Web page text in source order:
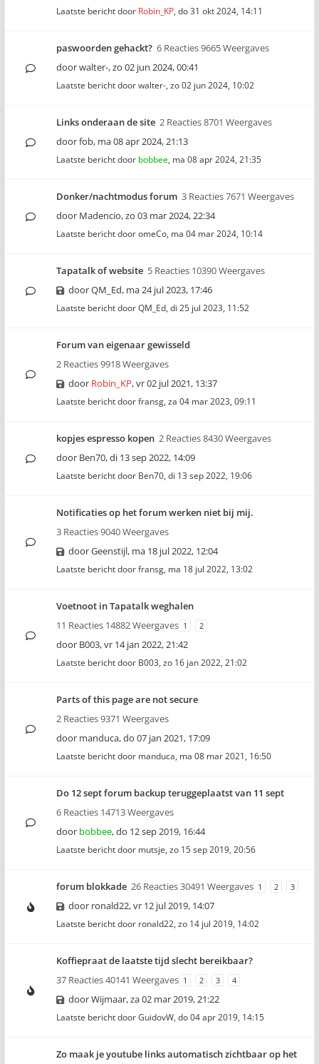
Laatste bericht door Robin_KP, do 31 okt 2024, 14:11
paswoorden gehackt? 6 Reacties 9665 Weergaves
doorwalter-,zo 02 jun 2024, 00:41
Laatste bericht doorwalter-, zo 02 jun 2024, 10:02
Links onderaan de site 2 Reacties 8701 Weergaves
doorfob, ma 08 apr 2024, 21:13
Laatste bericht door bobbee, ma 08 apr 2024, 21:35
Donker/nachtmodus forum 3 Reacties 7671 Weergaves
door Madencio,zo 03 mar 2024, 22:34
Laatste bericht dooromeCo, ma 04 mar 2024, 10:14
Tapatalk of website 5 Reacties 10390 Weergaves
doorQM_Ed, ma 24 jul 2023, 17:46
Laatste bericht doorQM_Ed, di 25 jul 2023, 11:52
Forum van eigenaar gewisseld
2 Reacties 9918 Weergaves
door Robin_KP,vr 02 jul 2021, 13:37
Laatste bericht doorfransg, za 04 mar 2023, 09:11
kopjes espresso kopen 2 Reacties 8430 Weergaves
door Ben70,di 13 sep 2022, 14:09
Laatste bericht door Ben70, di 13 sep 2022, 19:06
Notificaties op het forum werken niet bij mij.
3 Reacties 9040 Weergaves
doorGeenstijl, ma 18 jul 2022, 12:04
Laatste bericht doorfransg, ma 18 jul 2022, 13:02
Voetnoot in Tapatalk weghalen
11 Reacties 14882 Weergaves 1 2
door B003,vr 14 jan 2022, 21:42
Laatste bericht door B003, zo 16 jan 2022, 21:02
Parts of this page are not secure
2 Reacties 9371 Weergaves
door manduca,do 07 jan 2021, 17:09
Laatste bericht door manduca, ma 08 mar 2021, 16:50
Do 12 sept forum backup teruggeplaatst van 11 sept
6 Reacties 14713 Weergaves
door bobbee,do 12 sep 2019, 16:44
Laatste bericht door mutsje, zo 15 sep 2019, 20:56
forum blokkade 26 Reacties 30491 Weergaves 1 2 3
door ronald22,vr 12 jul 2019, 14:07
Laatste bericht door ronald22, zo 14 jul 2019, 14:02
Koffiepraat de laatste tijd slecht bereikbaar?
37 Reacties 40141 Weergaves 1 2 3 4
doorWijmaar,za 02 mar 2019, 21:22
Laatste bericht doorGuidovW, do 04 apr 2019, 14:15
Zo maak je youtube links automatisch zichtbaar op het